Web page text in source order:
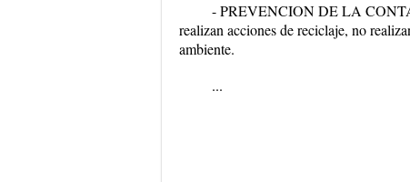
- PREVENCION DE LA
realizan acciones de reciclaje, no
ambiente.
...